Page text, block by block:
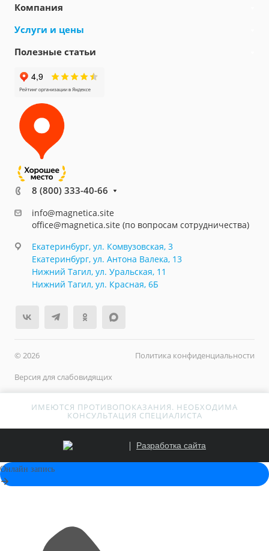
Компания
Услуги и цены
Полезные статьи
8 (800) 333-40-66
info@magnetica.site
office@magnetica.site (по вопросам сотрудничества)
Екатеринбург, ул. Комвузовская, 3
Екатеринбург, ул. Антона Валека, 13
Нижний Тагил, ул. Уральская, 11
Нижний Тагил, ул. Красная, 6Б
© 2026
Политика конфиденциальности
Версия для слабовидящих
ИМЕЮТСЯ ПРОТИВОПОКАЗАНИЯ. НЕОБХОДИМА
КОНСУЛЬТАЦИЯ СПЕЦИАЛИСТА
Разработка сайта